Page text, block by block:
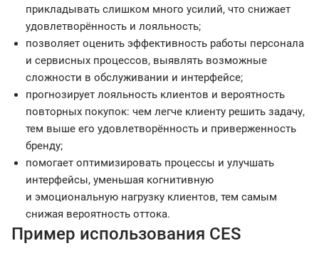
прикладывать слишком много усилий, что снижает
удовлетворённость и лояльность;
позволяет оценить эффективность работы персонала
и сервисных процессов, выявлять возможные
сложности в обслуживании и интерфейсе;
прогнозирует лояльность клиентов и вероятность
повторных покупок: чем легче клиенту решить задачу,
тем выше его удовлетворённость и приверженность
бренду;
помогает оптимизировать процессы и улучшать
интерфейсы, уменьшая когнитивную
и эмоциональную нагрузку клиентов, тем самым
снижая вероятность оттока.
Пример использования CES